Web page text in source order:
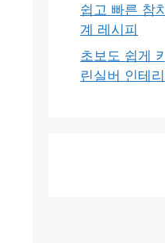
쉽고 빠른 참
계 레시피
초보도 쉽게
린실버 인테